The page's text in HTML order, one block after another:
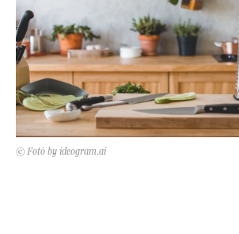
© Fotó by ideogram.ai